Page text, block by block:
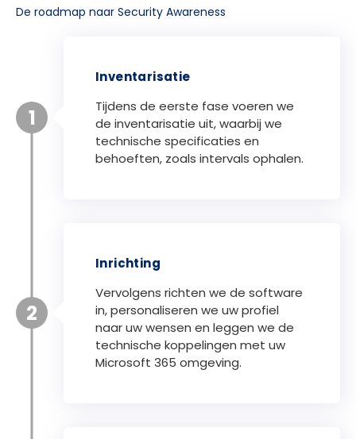
De roadmap naar Security Awareness
Inventarisatie
Tijdens de eerste fase voeren we
de inventarisatie uit, waarbij we
technische specificaties en
behoeften, zoals intervals ophalen.
1
Inrichting
Vervolgens richten we de software
in, personaliseren we uw profiel
naar uw wensen en leggen we de
technische koppelingen met uw
Microsoft 365 omgeving.
2